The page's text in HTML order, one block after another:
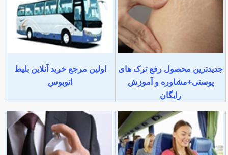
جدیدترین محصول رفع ترک های
پوستی+مشاوره و آموزش
رایگان
اولین مرجع خرید آنلاین بلیط
اتوبوس